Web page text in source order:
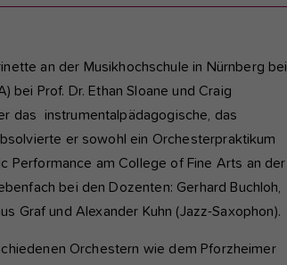
an der Musikhochschule in Nürnberg bei
bei Prof. Dr. Ethan Sloane und Craig
das instrumentalpädagogische, das
er sowohl ein Orchesterpraktikum
Performance am College of Fine Arts an der
bei den Dozenten: Gerhard Buchloh,
Graf und Alexander Kuhn (Jazz-Saxophon).
Orchestern wie dem Pforzheimer